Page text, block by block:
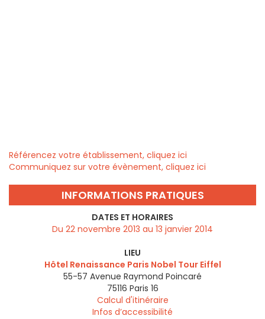
Référencez votre établissement, cliquez ici
Communiquez sur votre évènement, cliquez ici
INFORMATIONS PRATIQUES
DATES ET HORAIRES
Du 22 novembre 2013 au 13 janvier 2014
LIEU
Hôtel Renaissance Paris Nobel Tour Eiffel
55-57 Avenue Raymond Poincaré
75116 Paris 16
Calcul d'itinéraire
Infos d’accessibilité